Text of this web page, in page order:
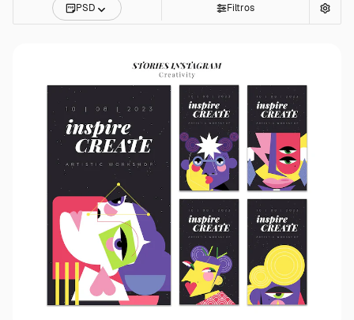
PSD Filtros